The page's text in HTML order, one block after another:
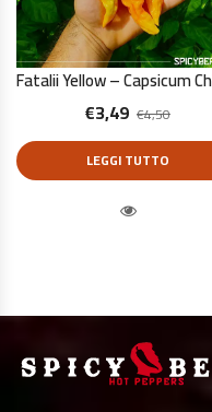
€4,50
€3,49
LEGGI TUTTO